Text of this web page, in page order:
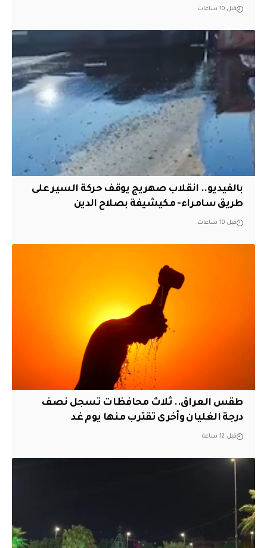
قبل 10 ساعات
بالفيديو.. انقلاب صهريج يوقف حركة السير على
طريق سامراء- مكيشيفة بصلاح الدين
قبل 10 ساعات
طقس العراق.. ثلاث محافظات تسجل نصف
درجة الغليان وأخرى تقترب منها يوم غد
قبل 12 ساعة